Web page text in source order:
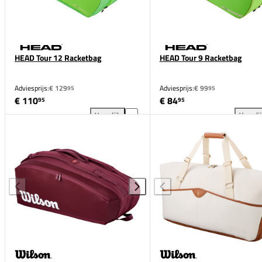
HEAD Tour 12 Racketbag
Adviesprijs:€ 12995
€ 11095
Vergelijk
HEAD Tour 9 Racketbag
Adviesprijs:€ 9995
€ 8495